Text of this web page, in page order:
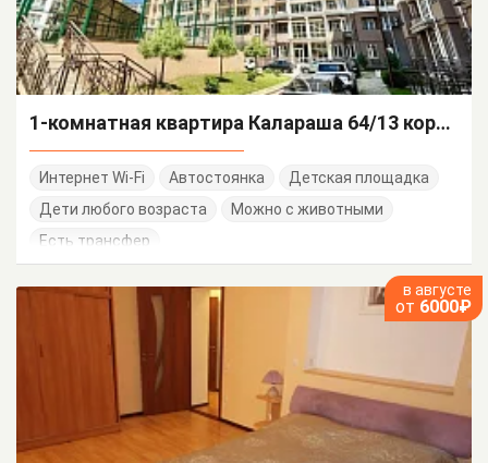
1-комнатная квартира Калараша 64/13 корп 10
Интернет Wi-Fi Автостоянка
Детская площадка
Дети любого возраста
Можно с животными
Есть трансфер
в августе
от 6000₽